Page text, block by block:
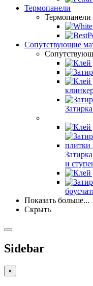
Термопанели
Термопанели
Сопутствующие
и
Показать больше...
Скрыть
Sidebar
×